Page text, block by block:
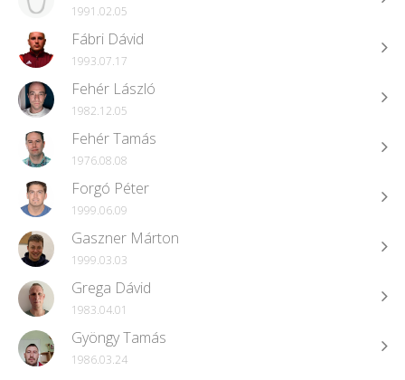
1991.02.05
Fábri Dávid
1993.07.17
Fehér László
1982.12.05
Fehér Tamás
1976.08.08
Forgó Péter
1999.06.09
Gaszner Márton
1999.03.03
Grega Dávid
1983.04.01
Gyöngy Tamás
1986.03.24